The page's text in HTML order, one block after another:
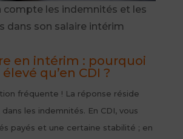
compte les indemnités et les
dans son salaire intérim
en intérim : pourquoi
qu’en CDI ?
fréquente ! La réponse réside
les indemnités. En CDI, vous
payés et une certaine stabilité ; en